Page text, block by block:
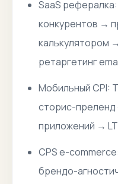
SaaS
конкурентов →
калькулятором
ретаргетинг
Мобильный CPI:
сторис-
приложений →
CPS e-
брендо-